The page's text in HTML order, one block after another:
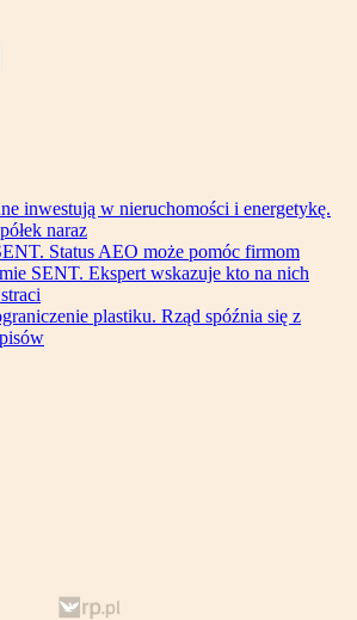
inwestują w nieruchomości i energetykę.
naraz
Status AEO może pomóc firmom
SENT. Ekspert wskazuje kto na nich
plastiku. Rząd spóźnia się z